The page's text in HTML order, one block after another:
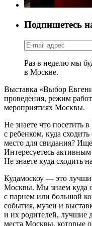
Подпишетесь
Раз в неделю мы
в Москве.
Выставка «Выбор
проведения, режим
мероприятиях Москвы.
Не знаете что посетить
с ребенком, куда
место для свидания?
Интересуетесь
Не знаете куда сходить
Кудамоскоу — это
Москвы. Мы знаем куда
с парнем или большой
события, музеи и
и их родителей, лучшие
места Москвы, которые